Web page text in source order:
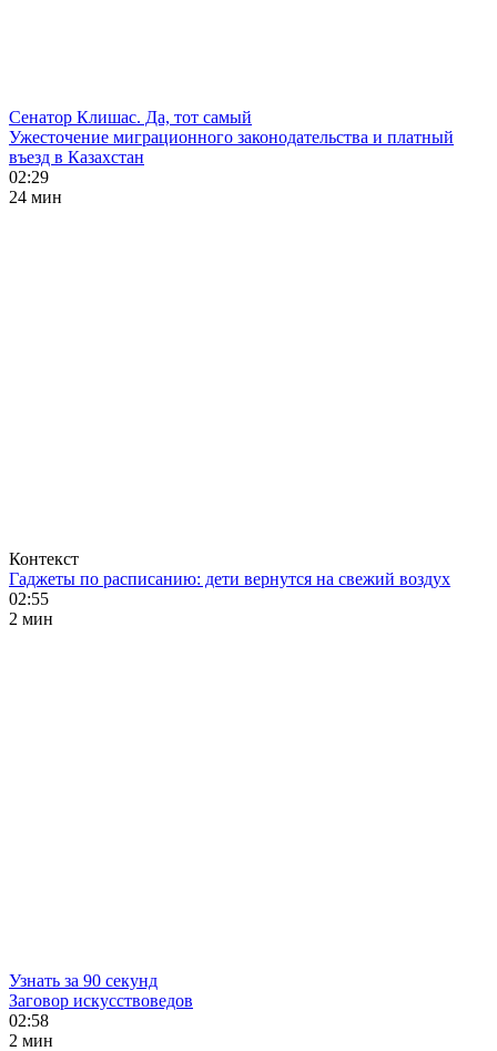
Сенатор Клишас. Да, тот самый
Ужесточение миграционного законодательства и платный
въезд в Казахстан
02:29
24 мин
Контекст
Гаджеты по расписанию: дети вернутся на свежий воздух
02:55
2 мин
Узнать за 90 секунд
Заговор искусствоведов
02:58
2 мин